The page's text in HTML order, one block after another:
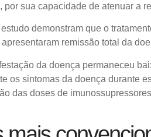
por sua capacidade de atenuar a
demonstram que o
remissão total da
da doença permaneceu
os sintomas da doença durante
das doses de